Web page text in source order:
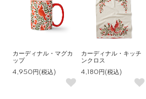
カーディナル・マグカ
ップ
4,950円(税込)
カーディナル・キッチ
ンクロス
4,180円(税込)